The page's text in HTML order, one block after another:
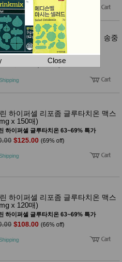
Close
슈퍼 글루타치온 맥스 필름형 송중
타치온 (427mg x 90매)
글루타치온 53~63% 할인
(56% off)
하이퍼셀 리포좀 글루타치온 맥스
x 150매)
하이퍼셀 글루타치온 63~69% 특가
$125.00 (69% off)
하이퍼셀 리포좀 글루타치온 맥스
x 120매)
하이퍼셀 글루타치온 63~69% 특가
$108.00 (66% off)